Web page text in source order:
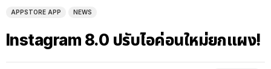
APPSTORE APP NEWS
Instagram 8.0 ปรับไอค่อนใหม่ยกแผง!